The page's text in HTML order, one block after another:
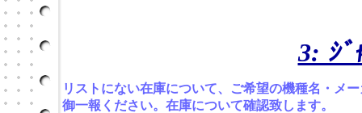
リストにない在庫について、ご希望の機種名・メ
御一報ください。在庫について確認致します。
3: ｼﾞ